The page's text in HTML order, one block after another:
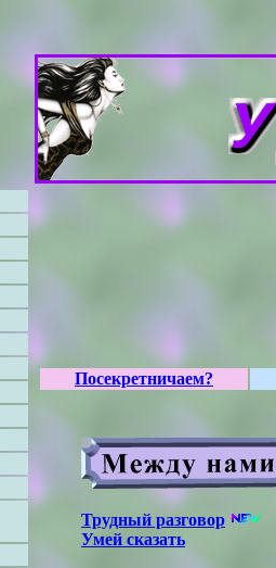
Посекретничаем?
Трудный разговор
Умей сказать